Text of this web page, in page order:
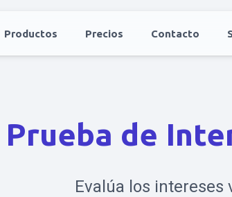
Productos Precios Contacto
Prueba de
Evalúa los intereses